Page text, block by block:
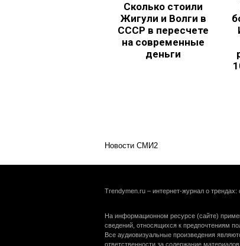
Сколько стоили
Жигули и Волги в
СССР в пересчете
на современные
деньги
Новости СМИ2
Trendymen.ru – интернет-журнал о трендах:
На информационном ресурсе (сайте)
сведений, относящихся к предпочтениям
Все аудиовизуальные произведения
ответственности за содержание